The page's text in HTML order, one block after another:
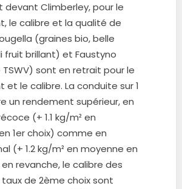
devant Climberley, pour le
le calibre et la qualité de
(graines bio, belle
fruit brillant) et Faustyno
sont en retrait pour le
et le calibre. La conduite sur 1
un rendement supérieur, en
(+ 1.1 kg/m² en
1er choix) comme en
(+ 1.2 kg/m² en moyenne en
en revanche, le calibre des
de 2ème choix sont